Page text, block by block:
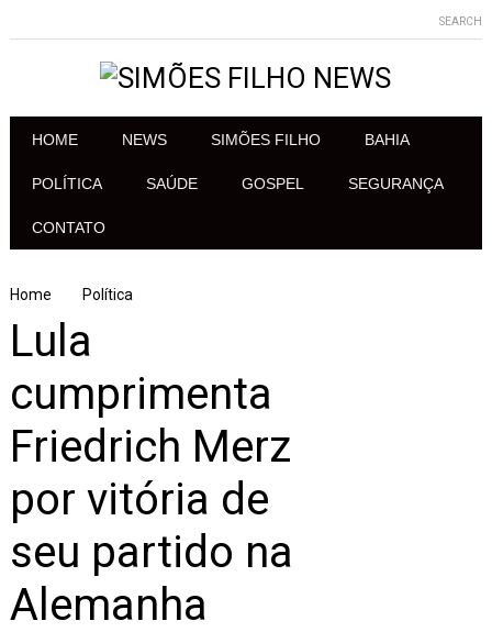
SEARCH
HOME NEWS SIMÕES FILHO BAHIA
POLÍTICA SAÚDE GOSPEL SEGURANÇA
CONTATO
Home Política
Lula
cumprimenta
Friedrich Merz
por vitória de
seu partido na
Alemanha